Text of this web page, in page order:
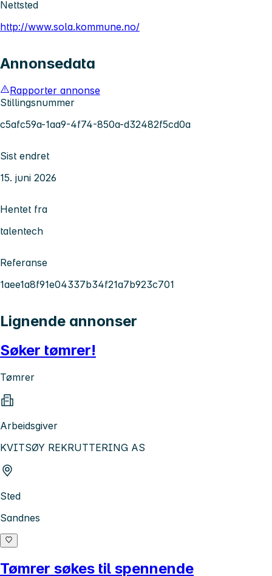
Nettsted
http://www.sola.kommune.no/
Annonsedata
Rapporter annonse
Stillingsnummer
c5afc59a-1aa9-4f74-850a-d32482f5cd0a
Sist endret
15. juni 2026
Hentet fra
talentech
Referanse
1aee1a8f91e04337b34f21a7b923c701
Lignende annonser
Søker tømrer!
Tømrer
Arbeidsgiver
KVITSØY REKRUTTERING AS
Sted
Sandnes
Tømrer søkes til spennende